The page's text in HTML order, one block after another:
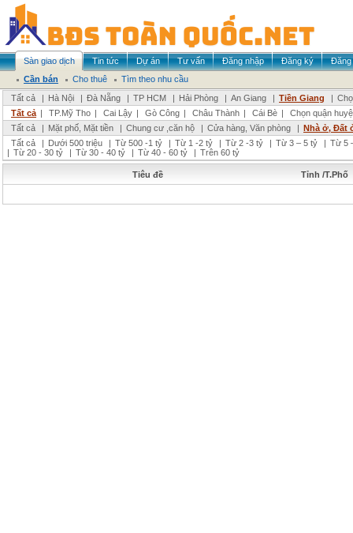
Sàn giao dịch Tin tức Dự án Tư vấn Đăng nhập Đăng ký
Đăng
Cần bán
Cho thuê
Tìm theo nhu cầu
Tất cả
| Hà Nội | Đà Nẵng | TP HCM | Hải Phòng | An Giang | Tiền Giang |
Tất cả | TP.Mỹ Tho | Cai Lậy | Gò Công | Châu Thành | Cái Bè |
Chọn quận
Tất cả
| Mặt phố, Mặt tiền | Chung cư ,căn hộ | Cửa hàng, Văn phòng | Nhà ở, Đất
Tất cả
| Dưới 500 triệu | Từ 500 -1 tỷ | Từ 1 -2 tỷ | Từ 2 -3 tỷ | Từ 3 – 5 tỷ | Từ 5
| Từ 20 - 30 tỷ | Từ 30 - 40 tỷ | Từ 40 - 60 tỷ | Trên 60 tỷ
Tiêu đề Tỉnh /T.Phố